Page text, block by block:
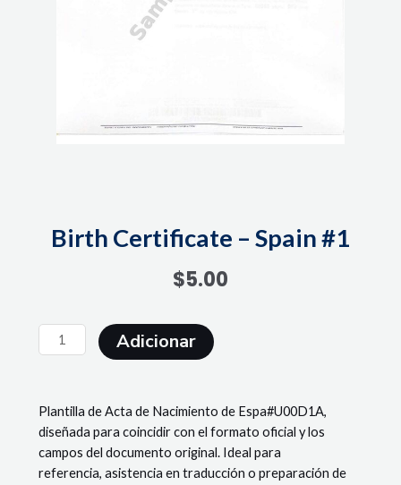
Birth Certificate – Spain #1
$5.00
Quantidade
de
-
Spain
#1
Adicionar
Plantilla de Acta de Nacimiento de Espa#U00D1A,
diseñada para coincidir con el formato oficial y los
campos del documento original. Ideal para
referencia, asistencia en traducción o preparación de